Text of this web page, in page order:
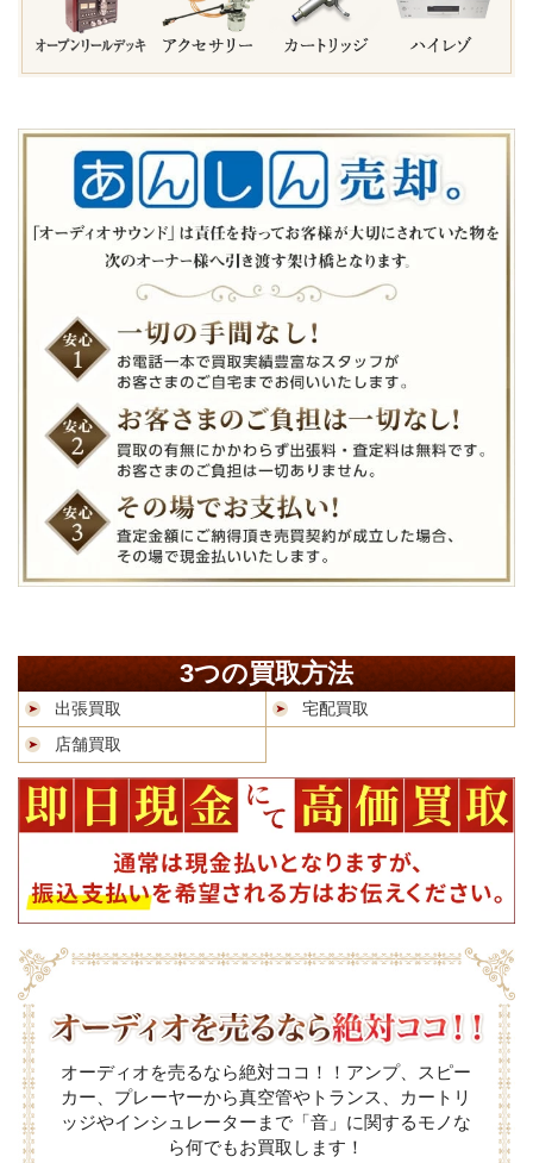
3つの買取方法
出張買取
宅配買取
店舗買取
オーディオを売るなら絶対ココ！！アンプ、スピー
カー、プレーヤーから真空管やトランス、カートリ
ッジやインシュレーターまで「音」に関するモノな
ら何でもお買取します！